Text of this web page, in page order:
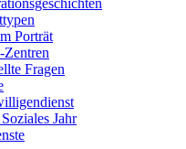
Porträt
Fragen
Jahr